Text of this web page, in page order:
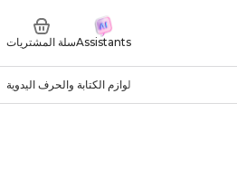
سلة المشترياتAssistants
لوازم الكتابة والحرف اليدوية